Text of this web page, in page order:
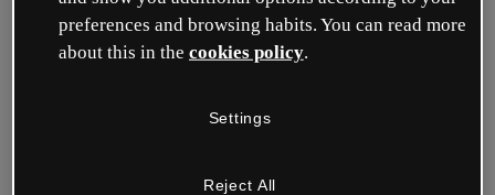
Was beschreibt deine Rolle am besten?
preferences and browsing habits. You can read more
about this in the cookies policy.
Settings
Reject All